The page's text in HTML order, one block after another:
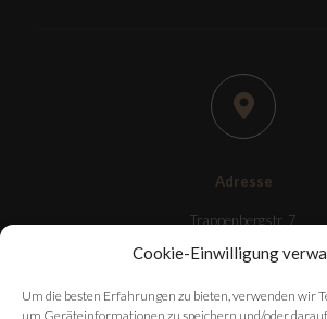
Cookie-Einwilligung
Um die besten Erfahrungen zu bieten, verwenden wir
um Geräteinformationen zu speichern und/oder
Adresse
Trappenbergstr. 7
45134 Essen
Deutschland